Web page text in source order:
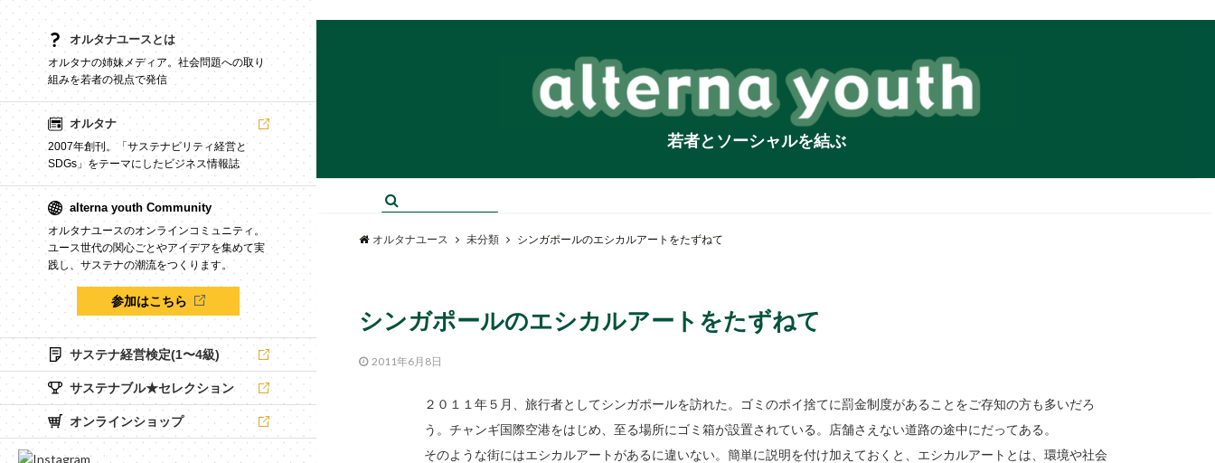
オルタナユースとは
オルタナの姉妹メディア。社会問題への取り
組みを若者の視点で発信
オルタナ
2007年創刊。「サステナビリティ経営と
SDGs」をテーマにしたビジネス情報誌
alterna youth Community
オルタナユースのオンラインコミュニティ。
ユース世代の関心ごとやアイデアを集めて実
践し、サステナの潮流をつくります。
参加はこちら
サステナ経営検定(1〜4級)
サステナブル★セレクション
オンラインショップ
若者とソーシャルを結ぶ
オルタナユース 未分類 シンガポールのエシカルアートをたずねて
シンガポールのエシカルアートをたずねて
2011年6月8日
２０１１年５月、旅行者としてシンガポールを訪れた。ゴミのポイ捨てに罰金制度があることをご存知の方も多いだろ
う。チャンギ国際空港をはじめ、至る場所にゴミ箱が設置されている。店舗さえない道路の途中にだってある。
そのような街にはエシカルアートがあるに違いない。簡単に説明を付け加えておくと、エシカルアートとは、環境や社会